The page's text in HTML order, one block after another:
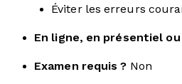
Éviter les erreurs
En ligne, en présentiel
Examen requis ? Non